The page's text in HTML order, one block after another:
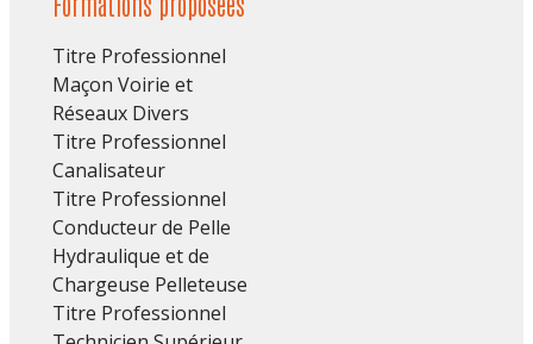
Titre Professionnel
Maçon Voirie et
Réseaux Divers
Titre Professionnel
Canalisateur
Titre Professionnel
Conducteur de Pelle
Hydraulique et de
Chargeuse Pelleteuse
Titre Professionnel